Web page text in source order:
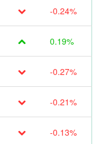
-0.24%
0.19%
-0.27%
-0.21%
-0.13%